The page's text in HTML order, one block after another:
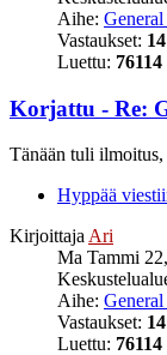
Aihe:
Vastaukset: 14
Luettu: 76114
Korjattu - Re:
Tänään tuli
Hyppää
Kirjoittaja Ari
Ma Tammi
Aihe:
Vastaukset: 14
Luettu: 76114